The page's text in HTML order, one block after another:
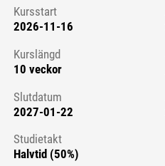
Kursstart 6255483
Kursstart
2026-11-16
Kurslängd
10 veckor
Slutdatum
2027-01-22
Studietakt
Halvtid (50%)